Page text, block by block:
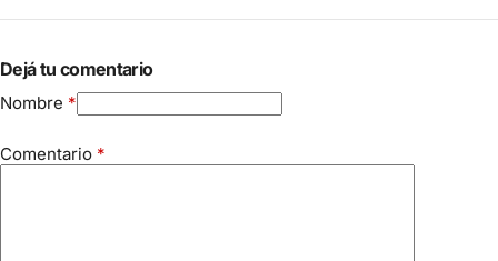
Dejá tu comentario
Nombre *
Comentario *